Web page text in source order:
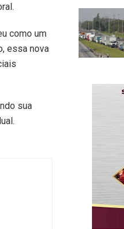
como um
essa nova
sua